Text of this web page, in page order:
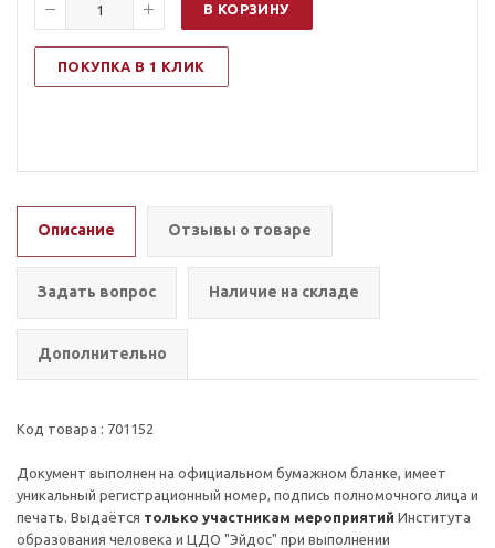
В КОРЗИНУ
ПОКУПКА В 1 КЛИК
Описание Отзывы о товаре
Задать вопрос Наличие на складе
Дополнительно
Код товара : 701152
Документ выполнен на официальном бумажном бланке, имеет
уникальный регистрационный номер, подпись полномочного лица и
печать. Выдаётся только участникам мероприятий Института
образования человека и ЦДО "Эйдос" при выполнении